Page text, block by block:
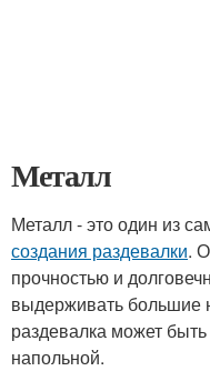
Металл
Металл - это один из
создания раздевалки.
прочностью и
выдерживать большие
раздевалка может
напольной.